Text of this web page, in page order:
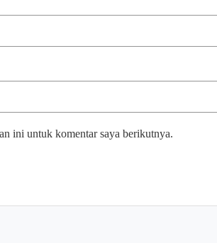
ini untuk komentar saya berikutnya.